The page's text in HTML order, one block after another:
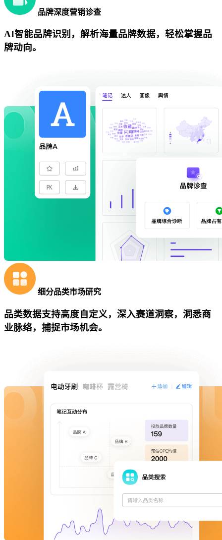
品牌深度营销诊查
AI智能品牌识别，解析海量品牌数据，轻松掌握品
牌动向。
细分品类市场研究
品类数据支持高度自定义，深入赛道洞察，洞悉商
业脉络，捕捉市场机会。